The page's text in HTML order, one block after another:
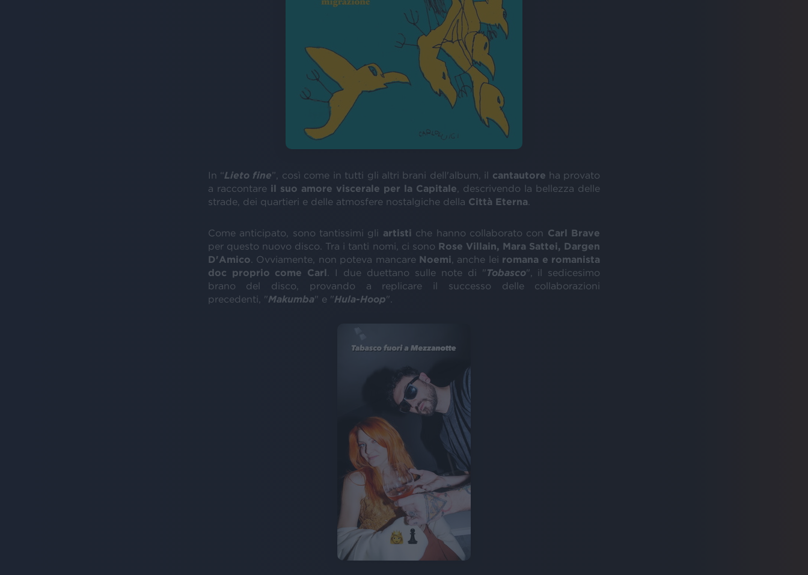
In “Lieto fine”, così come in tutti gli altri brani dell'album, il cantautore ha provato
a raccontareil suo amore viscerale per la Capitale , descrivendo la bellezza delle
strade, dei quartieri e delle atmosfere nostalgiche della Città Eterna
Come anticipato, sono tantissimi gli artisti che hanno collaborato con Carl Brave
per questo nuovo disco. Tra i tanti nomi, ci sono Rose Villain, Mara Sattei, Dargen
D'Amico . Ovviamente, non poteva mancare Noemi , anche lei romana e romanista
doc proprio come Carl . I due duettano sulle note di "Tobasco", il sedicesimo
brano del disco, provando a replicare il successo delle collaborazioni
precedenti, "Makumba" e "Hula-Hoop".